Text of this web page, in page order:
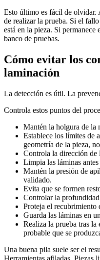
Esto último es fácil de olvidar.
de realizar la prueba. Si el
está en la pieza. Si permanece
banco de pruebas.
Cómo evitar los
laminación
La detección es útil. La
Controla estos puntos del
Mantén la holgura de la
Establece los límites de
geometría de la pieza,
Controla la dirección de
Limpia las láminas
Mantén la presión de
validado.
Evita que se formen
Controlar la
Proteja el recubrimiento
Guarda las láminas en
Realiza la prueba tras la
probable que se
Una buena pila suele ser el
Herramientas afiladas. Piezas